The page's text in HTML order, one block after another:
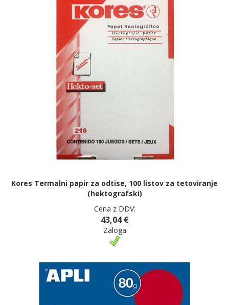
Kores Termalni papir za odtise, 100 listov za tetoviranje
(hektografski)
Cena z DDV:
43,04 €
Zaloga